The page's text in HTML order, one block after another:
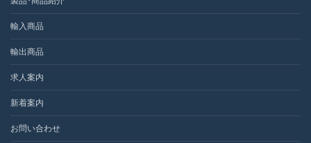
輸入商品
輸出商品
求人案内
新着案内
お問い合わせ